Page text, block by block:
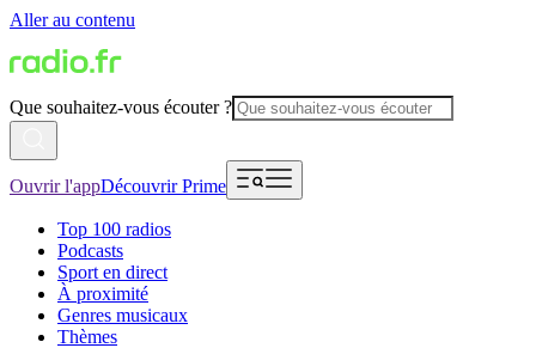
Aller au contenu
Que souhaitez-vous écouter ?
Ouvrir l'appDécouvrir Prime
Top 100 radios
Podcasts
Sport en direct
À proximité
Genres musicaux
Thèmes